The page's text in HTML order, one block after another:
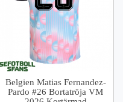
Belgien Matias Fernandez-
Pardo #26 Bortatröja VM